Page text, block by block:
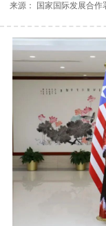
来源： 国家国际发展合